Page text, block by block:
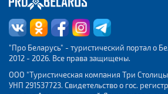
"Про Беларусь" - туристический портал о
2012 - 2026. Все права защищены.
ООО "Туристическая компания Три
УНП 291537723. Свидетельство о гос.